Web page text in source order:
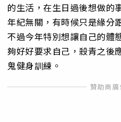
的生活，在生日過後想做的
年紀無關，有時候只是緣分
不過今年特別想讓自己的體
夠好好要求自己，殺青之後
鬼健身訓練。